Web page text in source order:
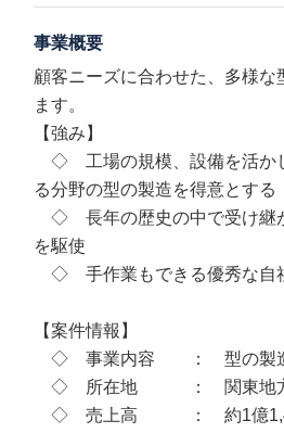
事業概要
顧客ニーズに合わせた、多様な
ます。
【強み】
◇ 工場の規模、設備を活か
る分野の型の製造を得意とする
◇ 長年の歴史の中で受け継
を駆使
◇ 手作業もできる優秀な自
【案件情報】
◇ 事業内容 ： 型の製
◇ 所在地 ： 関東地
◇ 売上高 ： 約1億